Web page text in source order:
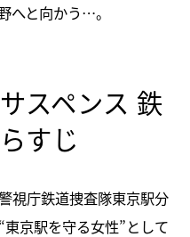
へと向かう…。
スペンス 鉄
すじ
視庁鉄道捜査隊東京駅分
京駅を守る女性”として